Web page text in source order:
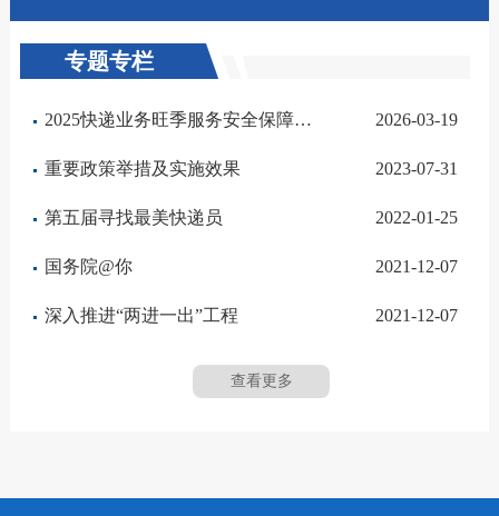
专题专栏
2025快递业务旺季服务安全保障（已归档） 2026-03-19
重要政策举措及实施效果 2023-07-31
第五届寻找最美快递员 2022-01-25
国务院@你 2021-12-07
深入推进“两进一出”工程 2021-12-07
查看更多